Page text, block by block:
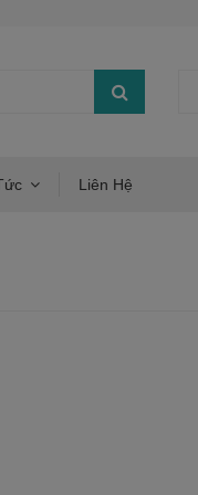
Liên Hệ